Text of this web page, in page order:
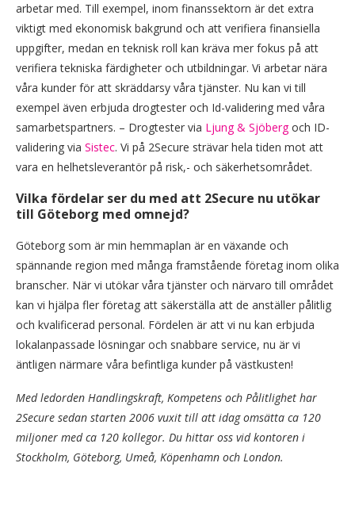
arbetar med. Till exempel, inom finanssektorn är det extra
viktigt med ekonomisk bakgrund och att verifiera finansiella
uppgifter, medan en teknisk roll kan kräva mer fokus på att
verifiera tekniska färdigheter och utbildningar. Vi arbetar nära
våra kunder för att skräddarsy våra tjänster. Nu kan vi till
exempel även erbjuda drogtester och Id-validering med våra
samarbetspartners. – Drogtester via Ljung & Sjöbergoch ID-
validering via Sistec. Vi på 2Secure strävar hela tiden mot att
vara en helhetsleverantör på risk,- och säkerhetsområdet.
Vilka fördelar ser du med att 2Secure nu utökar
till Göteborg med omnejd?
Göteborg som är min hemmaplan är en växande och
spännande region med många framstående företag inom olika
branscher. När vi utökar våra tjänster och närvaro till området
kan vi hjälpa fler företag att säkerställa att de anställer pålitlig
och kvalificerad personal. Fördelen är att vi nu kan erbjuda
lokalanpassade lösningar och snabbare service, nu är vi
äntligen närmare våra befintliga kunder på västkusten!
Med ledorden Handlingskraft, Kompetens och Pålitlighet har
2Secure sedan starten 2006 vuxit till att idag omsätta ca 120
miljoner med ca 120 kollegor. Du hittar oss vid kontoren i
Stockholm, Göteborg, Umeå, Köpenhamn och London.